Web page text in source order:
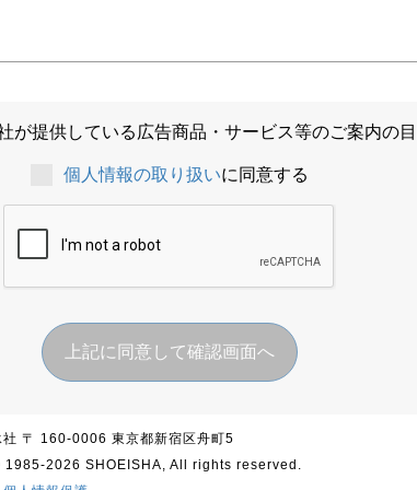
が提供している広告商品・サービス等のご案内の目
個人情報の取り扱いに同意する
上記に同意して確認画面へ
社 〒 160-0006 東京都新宿区舟町5
2026 SHOEISHA, All rights reserved.